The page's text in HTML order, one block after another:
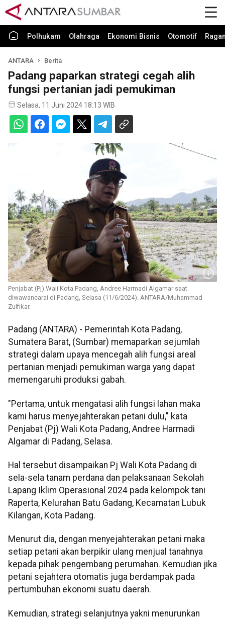
Polhukam Olahraga Ekonomi Bisnis Otomotif
ANTARA Berita
Padang paparkan strategi cegah alih
fungsi pertanian jadi pemukiman
Selasa, 11 Juni 2024 18:13 WIB
Penjabat (Pj) Wali Kota Padang, Andree Harmadi Algamar saat
diwawancarai di Padang, Selasa (11/6/2024). ANTARA/Muhammad
Zulfikar.
Padang (ANTARA) - Pemerintah Kota Padang,
Sumatera Barat, (Sumbar) memaparkan sejumlah
strategi dalam upaya mencegah alih fungsi areal
pertanian menjadi pemukiman warga yang dapat
memengaruhi produksi gabah.
"Pertama, untuk mengatasi alih fungsi lahan maka
kami harus menyejahterakan petani dulu," kata
Penjabat (Pj) Wali Kota Padang, Andree Harmadi
Algamar di Padang, Selasa.
Hal tersebut disampaikan Pj Wali Kota Padang di
sela-sela tanam perdana dan pelaksanaan Sekolah
Lapang Iklim Operasional 2024 pada kelompok tani
Raperta, Kelurahan Batu Gadang, Kecamatan Lubuk
Kilangan, Kota Padang.
Menurut dia, dengan menyejahterakan petani maka
setiap petani akan berpikir ulang menjual tanahnya
kepada pihak pengembang perumahan. Kemudian jika
petani sejahtera otomatis juga berdampak pada
pertumbuhan ekonomi suatu daerah.
Kemudian, strategi selanjutnya yakni menurunkan